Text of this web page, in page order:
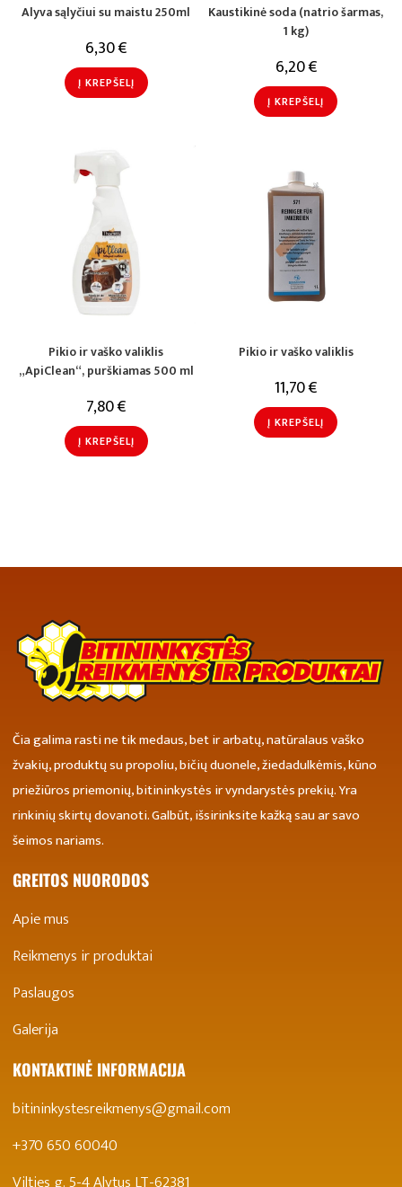
Alyva sąlyčiui su maistu 250ml
6,30€
Į KREPŠELĮ
Kaustikinė soda (natrio šarmas,
1 kg)
6,20€
Į KREPŠELĮ
Pikio ir vaško valiklis
„ApiClean“, purškiamas 500 ml
7,80€
Į KREPŠELĮ
Pikio ir vaško valiklis
11,70€
Į KREPŠELĮ
Čia galima rasti ne tik medaus, bet ir arbatų, natūralaus vaško
žvakių, produktų su propoliu, bičių duonele, žiedadulkėmis, kūno
priežiūros priemonių, bitininkystės ir vyndarystės prekių. Yra
rinkinių skirtų dovanoti. Galbūt, išsirinksite kažką sau ar savo
šeimos nariams.
GREITOS NUORODOS
Apie mus
Reikmenys ir produktai
Paslaugos
Galerija
KONTAKTINĖ INFORMACIJA
bitininkystesreikmenys@gmail.com
+370 650 60040